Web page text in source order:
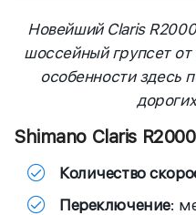
Новейший Claris
шоссейный групсет
особенности здесь
Shimano Claris R2000
Количество
Переключение: